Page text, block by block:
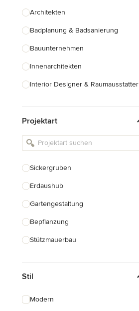
Architekten
Badplanung & Badsanierung
Bauunternehmen
Innenarchitekten
Interior Designer & Raumausstatter
Landschaftsarchitekten
Armaturen & Sanitärbedarf
Einbauschränke
Projektart
Sickergruben
Erdaushub
Gartengestaltung
Bepflanzung
Stützmauerbau
Gewächshausbau
Stil
Modern